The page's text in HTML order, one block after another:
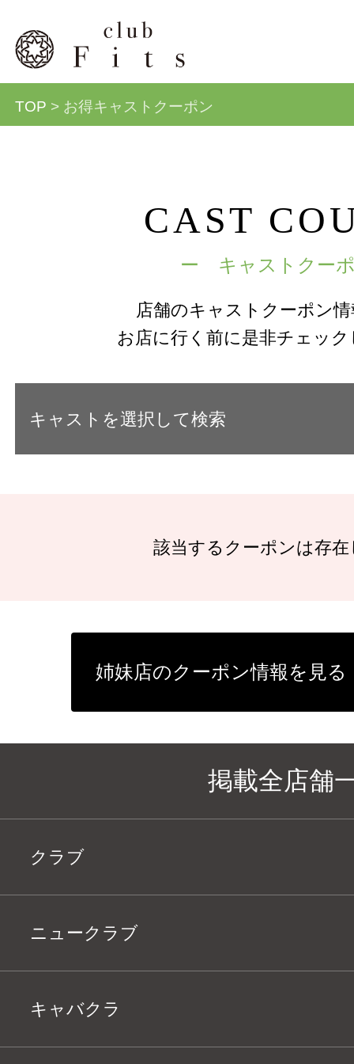
TOP > お得キャストクーポン
CAST
ー キャストクー
店舗のキャストクーポン
お店に行く前に是非チェッ
キャストを選択して検索
該当するクーポンは存
姉妹店のクーポン情報を見る
掲載全店舗
クラブ
ニュークラブ
キャバクラ